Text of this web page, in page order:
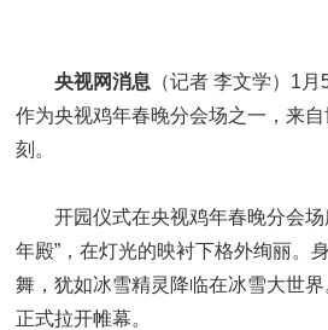
央视网消息 （记者 李文学）1
作为央视鸡年春晚分会场之一，来
刻。
开园仪式在央视鸡年春晚分会场
年殿”，在灯光的映衬下格外绚丽。
舞，犹如冰雪精灵降临在冰雪大世
正式拉开帷幕。